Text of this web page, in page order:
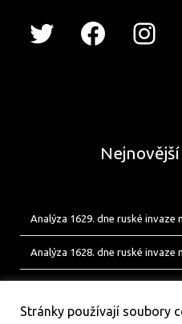
Analýza 1629. dne ruské invaze
Analýza 1628. dne ruské invaze
Stránky používají soubory